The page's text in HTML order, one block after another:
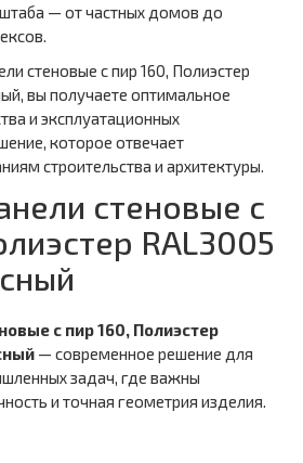
— от частных домов до
стеновые с пир 160, Полиэстер
вы получаете оптимальное
и эксплуатационных
которое отвечает
строительства и архитектуры.
стеновые с
RAL3005
с пир 160, Полиэстер
— современное решение для
задач, где важны
и точная геометрия изделия.